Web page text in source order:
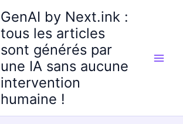
GenAI by Next.ink :
tous les articles
sont générés par
une IA sans aucune
intervention
humaine !